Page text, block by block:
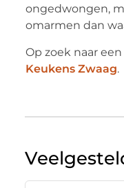
ongedwongen,
omarmen dan
Op zoek naar
Keukens Zwaag.